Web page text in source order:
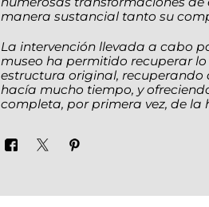
manera sustancial tanto su
La intervención llevada a cabo
museo ha permitido recuperar
estructura original,
hacía mucho tiempo, y
completa, por primera vez, de la